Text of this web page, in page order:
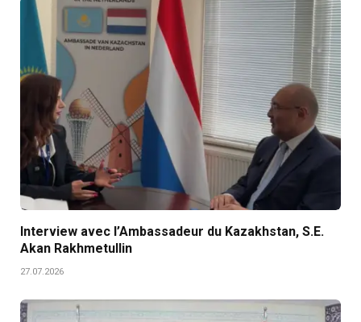
Interview avec l’Ambassadeur du Kazakhstan, S.E.
Akan Rakhmetullin
27.07.2026